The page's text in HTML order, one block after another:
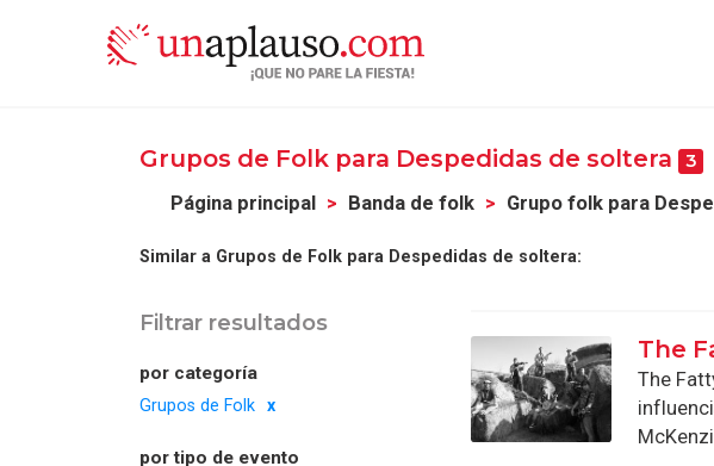
Grupos de Folk para Despedidas de soltera 3
Página principal Banda de folk Grupo folk para
Similar a Grupos de Folk para Despedidas de soltera:
Filtrar resultados
por categoría
Grupos de Folk
por tipo de evento
The
The